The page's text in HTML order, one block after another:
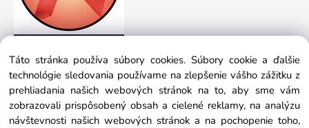
Táto stránka používa súbory cookies. Súbory cookie a ďalšie
technológie sledovania používame na zlepšenie vášho zážitku z
prehliadania našich webových stránok na to, aby sme vám
zobrazovali prispôsobený obsah a cielené reklamy, na analýzu
návštevnosti našich webových stránok a na pochopenie toho,